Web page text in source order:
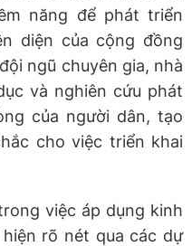
năng để phát triển
diện của cộng đồng
ngũ chuyên gia, nhà
và nghiên cứu phát
của người dân, tạo
cho việc triển khai
việc áp dụng kinh
rõ nét qua các dự